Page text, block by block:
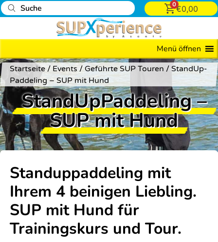
Alle
Grill
&
Chill
iLand
Event
E-
Board
Surfkurs
Tubing
auf
der
0€0,00
Menü öffnen
Startseite / Events / Geführte SUP Touren / StandUp­
Paddeling – SUP mit Hund
StandUp­Paddeling –
SUP mit Hund
Standuppaddeling mit
Ihrem 4 beinigen Liebling.
SUP mit Hund für
Trainingskurs und Tour.